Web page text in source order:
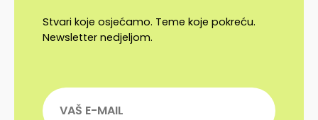
Stvari koje osjećamo. Teme koje pokreću.
Newsletter nedjeljom.